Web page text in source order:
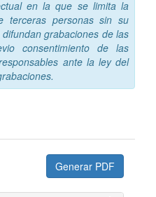
en la que se limita la
terceras personas sin su
grabaciones de las
consentimiento de las
ante la ley del
Generar PDF